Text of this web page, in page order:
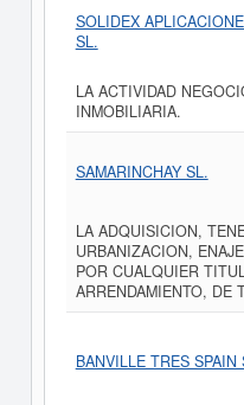
SOLIDEX
SL.
LA ACTIVIDAD
INMOBILIARIA.
SAMARINCHAY SL.
LA ADQUISICION,
URBANIZACION,
POR CUALQUIER
ARRENDAMIENTO, DE
BANVILLE TRES SPAIN